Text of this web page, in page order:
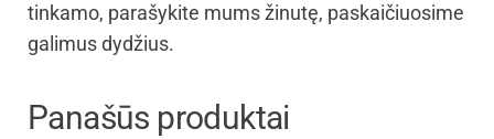
tinkamo, parašykite mums žinutę, paskaičiuosime
galimus dydžius.
Panašūs produktai